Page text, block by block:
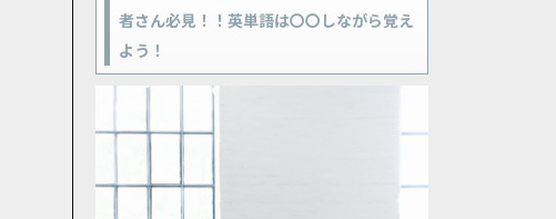
者さん必見！！英単語は〇〇しながら覚え
よう！